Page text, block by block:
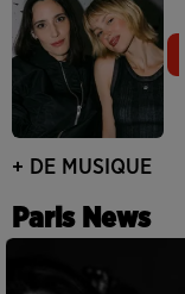
+ DE MUSIQUE
Paris News